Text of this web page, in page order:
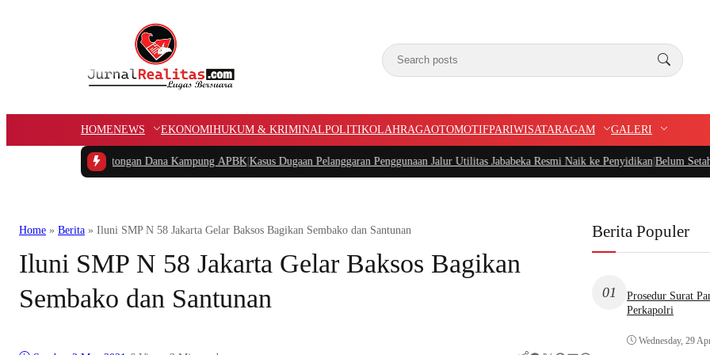
HOMENEWS EKONOMIHUKUM & KRIMINALPOLITIKOLAHRAGAOTOMOTIFPARIWISATARAGAM GALERI
Potongan Dana Kampung APBK|Kasus Dugaan Pelanggaran Penggunaan Jalur Utilitas Jababeka Resmi Naik ke Penyidikan |Belum Setahun Aspal Sudah
Home » Berita » Iluni SMP N 58 Jakarta Gelar Baksos Bagikan Sembako dan Santunan
Iluni SMP N 58 Jakarta Gelar Baksos Bagikan
Sembako dan Santunan
Berita Populer
01
Prosedur Surat
Perkapolri
Wednesday, 29